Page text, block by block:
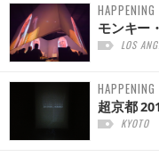
HAPPENING
モンキー
LOS
HAPPENING
超京都
KYOTO